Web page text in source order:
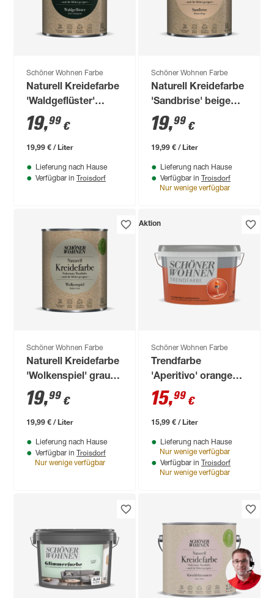
Schöner Wohnen Farbe
Naturell Kreidefarbe
'Waldgeflüster'
dunkelgrün matt 1 l
19,99 €
19,99 € / Liter
Lieferung nach Hause
Verfügbar in Troisdorf
Schöner Wohnen Farbe
Naturell Kreidefarbe
'Sandbrise' beige
matt 1 l
19,99 €
19,99 € / Liter
Lieferung nach Hause
Verfügbar in Troisdorf
Nur wenige verfügbar
Schöner Wohnen Farbe
Naturell Kreidefarbe
'Wolkenspiel' grau
matt 1 l
19,99 €
19,99 € / Liter
Lieferung nach Hause
Verfügbar in Troisdorf
Nur wenige verfügbar
Aktion
Schöner Wohnen Farbe
Trendfarbe
'Aperitivo' orange
matt 1 l
15,99 €
15,99 € / Liter
Lieferung nach Hause
Nur wenige verfügbar
Verfügbar in Troisdorf
Nur wenige verfügbar